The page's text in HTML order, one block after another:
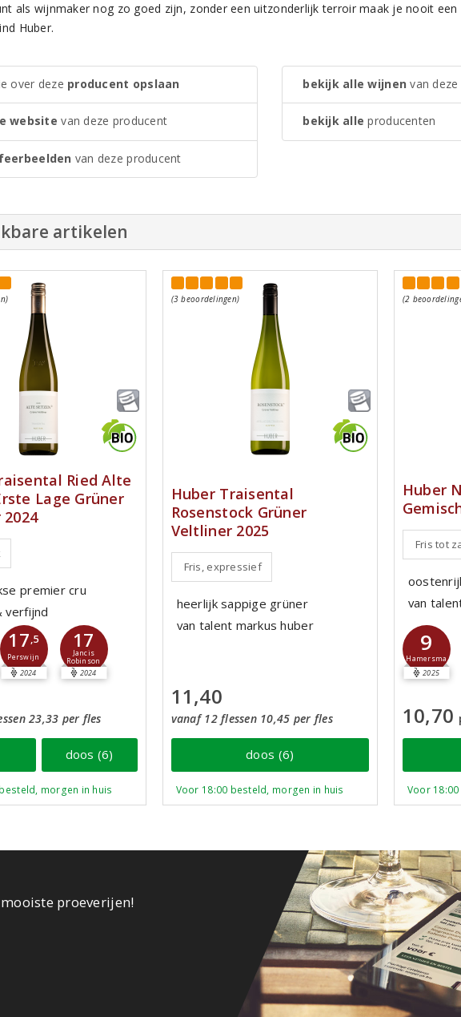
als wijnmaker nog zo goed zijn, zonder een uitzonderlijk terroir maak je nooit
Huber.
over deze producent opslaan
website van deze producent
van deze producent
bekijk alle wijnen van
bekijk alle producenten
artikelen
Ried Alte
Lage Grüner
premier cru
verfijnd
17,5
Perswijn
2024
17
Jancis
Robinson
2024
23,33 per fles
doos (6)
morgen in huis
(3 beoordelingen)
Huber Traisental
Rosenstock Grüner
Veltliner 2025
Fris, expressief
heerlijk sappige grüner
van talent markus huber
11,40
vanaf 12 flessen 10,45 per fles
doos (6)
Voor 18:00 besteld, morgen in huis
(2
Huber
Fris tot
van
9
Hamersma
2025
10,70
Voor
proeverijen!